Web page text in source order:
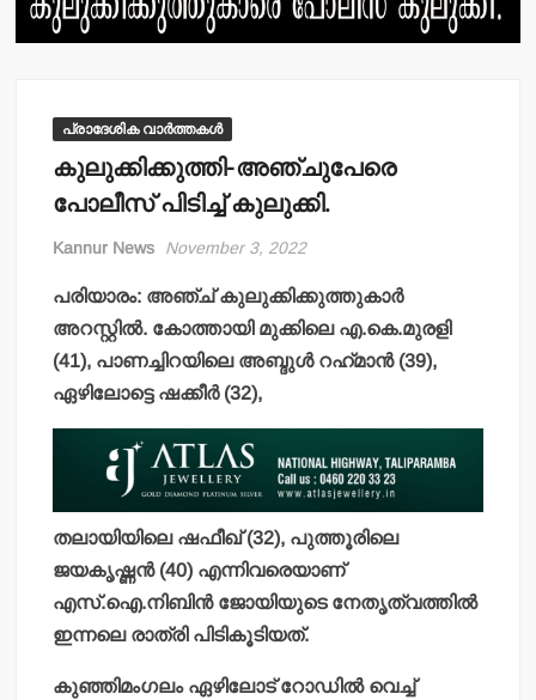
പ്രാദേശിക വാർത്തകൾ
കുലുക്കിക്കുത്തി-അഞ്ചുപേരെ
പോലീസ് പിടിച്ച് കുലുക്കി.
Kannur News November 3, 2022
പരിയാരം: അഞ്ച് കുലുക്കിക്കുത്തുകാര്‍
അറസ്റ്റില്‍. കോത്തായി മുക്കിലെ എ.കെ.മുരളി
(41), പാണച്ചിറയിലെ അബ്ദുള്‍ റഹ്‌മാന്‍ (39),
ഏഴിലോട്ടെ ഷക്കീര്‍ (32),
തലായിയിലെ ഷഫീഖ് (32), പുത്തൂരിലെ
ജയകൃഷ്ണന്‍ (40) എന്നിവരെയാണ്
എസ്.ഐ.നിബിന്‍ ജോയിയുടെ നേതൃത്വത്തില്‍
ഇന്നലെ രാത്രി പിടികൂടിയത്.
കുഞ്ഞിമംഗലം ഏഴിലോട് റോഡില്‍ വെച്ച്